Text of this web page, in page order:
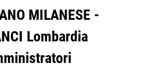
MILANESE -
Lombardia